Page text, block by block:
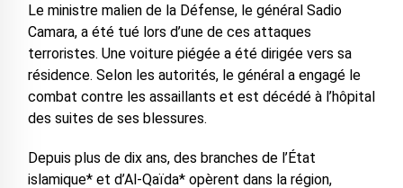
Le ministre malien de la Défense, le général Sadio
Camara, a été tué lors d’une de ces attaques
terroristes. Une voiture piégée a été dirigée vers sa
résidence. Selon les autorités, le général a engagé le
combat contre les assaillants et est décédé à l’hôpital
des suites de ses blessures.
Depuis plus de dix ans, des branches de l’État
islamique* et d’Al-Qaïda* opèrent dans la région,